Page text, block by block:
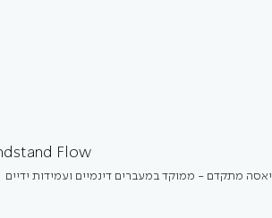
Flow
מתקדם - ממוקד במעברים דינמיים ועמידות ידיים